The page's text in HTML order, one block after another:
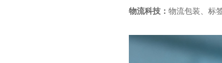
物流科技： 物流包装、标